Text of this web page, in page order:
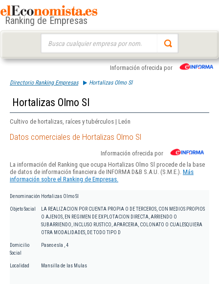
Ranking de Empresas
Información ofrecida por
Directorio Ranking Empresas Hortalizas Olmo Sl
Hortalizas Olmo Sl
Cultivo de hortalizas, raíces y tubérculos | León
Datos comerciales de Hortalizas Olmo Sl
Información ofrecida por
La información del Ranking que ocupa Hortalizas Olmo Sl procede de la base
de datos de información financiera de INFORMA D&B S.A.U. (S.M.E.). Más
información sobre el Ranking de Empresas.
Denominación Hortalizas Olmo Sl
Objeto Social
LA REALIZACION POR CUENTA PROPIA O DE TERCEROS, CON MEDIOS PROPIOS
O AJENOS, EN REGIMEN DE EXPLOTACION DIRECTA, ARRIENDO O
SUBARRIENDO, INCLUSO RUSTICO, APARCERIA, COLONATO O CUALESQUIERA
OTRA MODALIDADES, DE TODO TIPO D
Domicilio
Social
Paseo esla , 4
Localidad Mansilla de las Mulas